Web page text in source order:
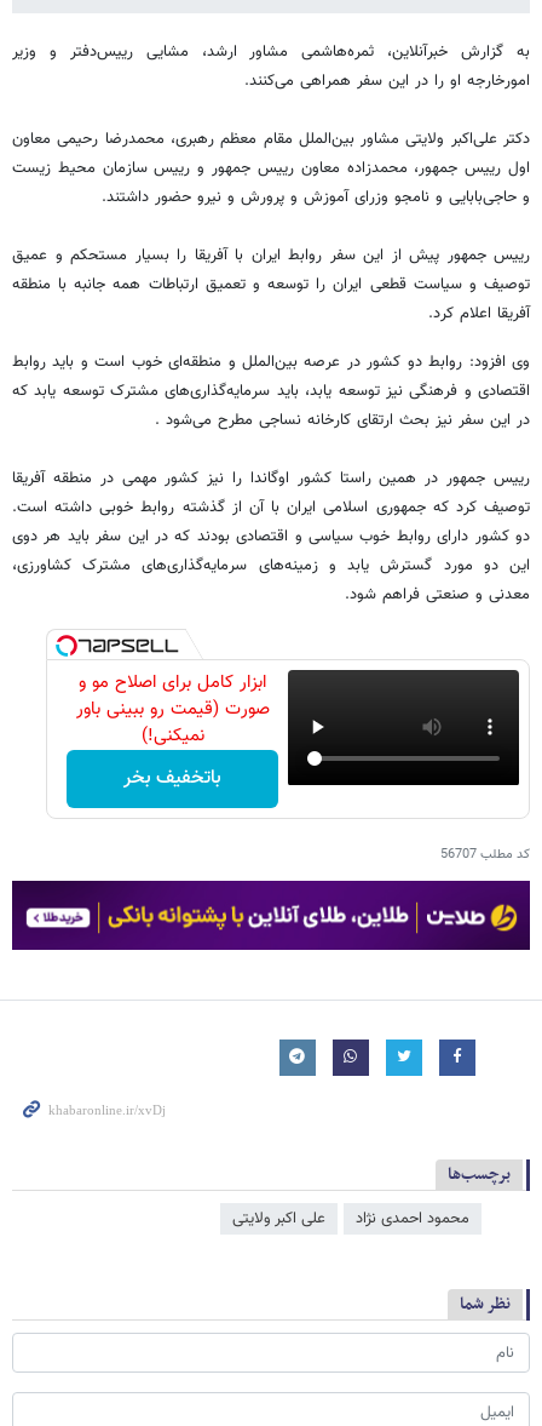
به گزارش خبرآنلاین، ثمره‌هاشمی مشاور ارشد، مشایی رییس‌دفتر و وزیر
امورخارجه او را در این سفر همراهی می‌کنند.
دکتر علی‌اکبر ولایتی مشاور بین‌الملل مقام معظم رهبری، محمدرضا رحیمی معاون
اول رییس جمهور، محمدزاده معاون رییس جمهور و رییس سازمان محیط زیست
و حاجی‌بابایی و نامجو وزرای آموزش و پرورش و نیرو حضور داشتند.
رییس جمهور پیش از این سفر روابط ایران با آفریقا را بسیار مستحکم و عمیق
توصیف و سیاست قطعی ایران را توسعه و تعمیق ارتباطات همه جانبه با منطقه
آفریقا اعلام کرد.
وی افزود: روابط دو کشور در عرصه بین‌الملل و منطقه‌ای خوب است و باید روابط
اقتصادی و فرهنگی نیز توسعه یابد، باید سرمایه‌گذاری‌های مشترک توسعه یابد که
در این سفر نیز بحث ارتقای کارخانه نساجی مطرح می‌شود .
رییس جمهور در همین راستا کشور اوگاندا را نیز کشور مهمی در منطقه آفریقا
توصیف کرد که جمهوری اسلامی ایران با آن از گذشته روابط خوبی داشته است.
دو کشور دارای روابط خوب سیاسی و اقتصادی بودند که در این سفر باید هر دوی
این دو مورد گسترش یابد و زمینه‌های سرمایه‌گذاری‌های مشترک کشاورزی،
معدنی و صنعتی فراهم شود.
ابزار کامل برای اصلاح مو و
صورت (قیمت رو ببینی باور
نمیکنی!)
باتخفیف بخر
کد مطلب56707
برچسب‌ها
محمود احمدی ‌نژاد علی اکبر ولایتی
نظر شما